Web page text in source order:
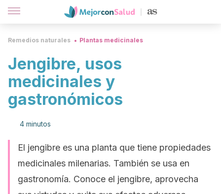
Remedios naturales Plantas medicinales
Jengibre, usos
medicinales y
gastronómicos
4 minutos
El jengibre es una planta que tiene propiedades
medicinales milenarias. También se usa en
gastronomía. Conoce el jengibre, aprovecha